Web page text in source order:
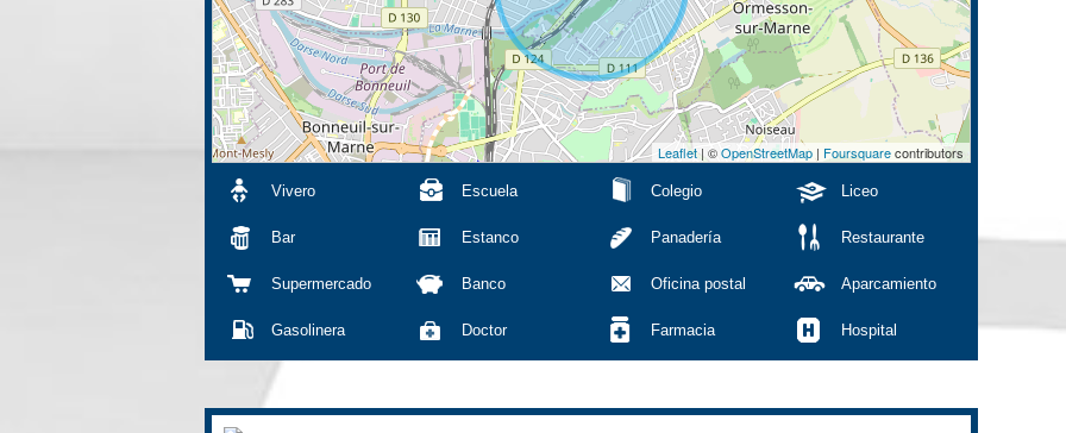
Leaflet| ©OpenStreetMap | Foursquarecontributors
Vivero Escuela Colegio Liceo
Bar Estanco Panadería Restaurante
Supermercado Banco Oficina postal Aparcamiento
Gasolinera Doctor Farmacia Hospital